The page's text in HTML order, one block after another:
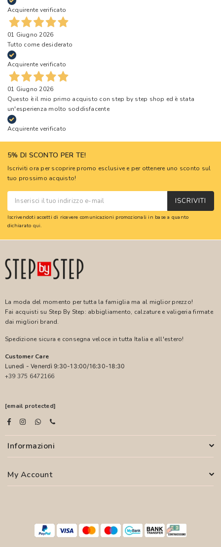
Acquirente verificato
01 Giugno 2026
Tutto come desiderato
Acquirente verificato
01 Giugno 2026
Questo è il mio primo acquisto con step by step shop ed è stata
un'esperienza molto soddisfacente
Acquirente verificato
5% DI SCONTO PER TE!
Iscriviti ora per scoprire promo esclusive e per ottenere uno sconto sul
tuo prossimo acquisto!
ISCRIVITI
Iscrivendoti accetti di ricevere comunicazioni promozionali in base a quanto
dichiarato qui.
La moda del momento per tutta la famiglia ma al miglior prezzo!
Fai acquisti su Step By Step: abbigliamento, calzature e valigeria firmate
dai migliori brand.
Spedizione sicura e consegna veloce in tutta Italia e all'estero!
Customer Care
Lunedì - Venerdì 9:30-13:00/16:30-18:30
+39 375 6472166
[email protected]
Informazioni
My Account